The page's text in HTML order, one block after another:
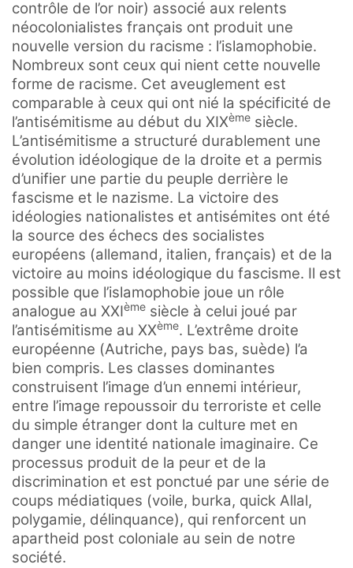
contrôle de l’or noir) associé aux relents
néocolonialistes français ont produit une
nouvelle version du racisme : l’islamophobie.
Nombreux sont ceux qui nient cette nouvelle
forme de racisme. Cet aveuglement est
comparable à ceux qui ont nié la spécificité de
l’antisémitisme au début du XIXème siècle.
L’antisémitisme a structuré durablement une
évolution idéologique de la droite et a permis
d’unifier une partie du peuple derrière le
fascisme et le nazisme. La victoire des
idéologies nationalistes et antisémites ont été
la source des échecs des socialistes
européens (allemand, italien, français) et de la
victoire au moins idéologique du fascisme. Il est
possible que l’islamophobie joue un rôle
analogue au XXIème siècle à celui joué par
l’antisémitisme au XXème. L’extrême droite
européenne (Autriche, pays bas, suède) l’a
bien compris. Les classes dominantes
construisent l’image d’un ennemi intérieur,
entre l’image repoussoir du terroriste et celle
du simple étranger dont la culture met en
danger une identité nationale imaginaire. Ce
processus produit de la peur et de la
discrimination et est ponctué par une série de
coups médiatiques (voile, burka, quick Allal,
polygamie, délinquance), qui renforcent un
apartheid post coloniale au sein de notre
société.